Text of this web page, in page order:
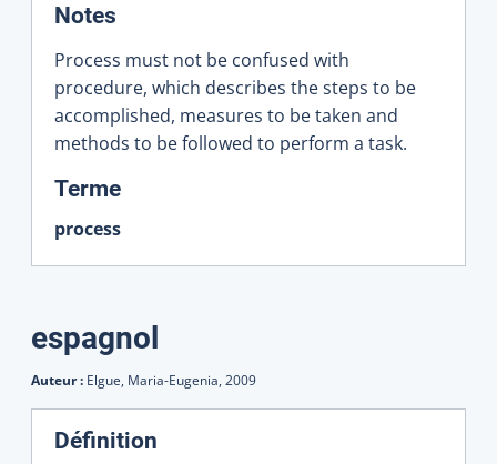
Notes
Process must not be confused with
procedure, which describes the steps to be
accomplished, measures to be taken and
methods to be followed to perform a task.
Terme:
process
espagnol
Auteur : Elgue, Maria-Eugenia, 2009
Définition